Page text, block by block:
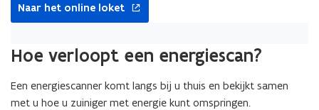
Naar het online loket
Hoe verloopt een energiescan?
Een energiescanner komt langs bij u thuis en bekijkt samen
met u hoe u zuiniger met energie kunt omspringen.